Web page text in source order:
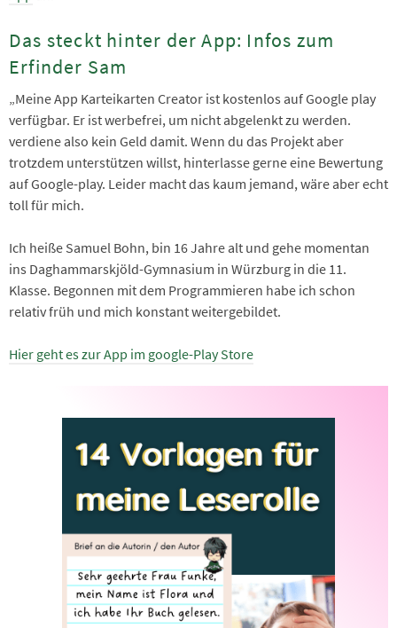
Das steckt hinter der App: Infos zum
Erfinder Sam
„Meine App Karteikarten Creator ist kostenlos auf Google play
verfügbar. Er ist werbefrei, um nicht abgelenkt zu werden.
verdiene also kein Geld damit. Wenn du das Projekt aber
trotzdem unterstützen willst, hinterlasse gerne eine Bewertung
auf Google-play. Leider macht das kaum jemand, wäre aber echt
toll für mich.
Ich heiße Samuel Bohn, bin 16 Jahre alt und gehe momentan
ins Daghammarskjöld-Gymnasium in Würzburg in die 11.
Klasse. Begonnen mit dem Programmieren habe ich schon
relativ früh und mich konstant weitergebildet.
Hier geht es zur App im google-Play Store